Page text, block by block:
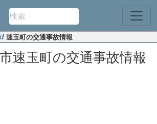
/ 速玉町の交通事故情報
速玉町の交通事故情報